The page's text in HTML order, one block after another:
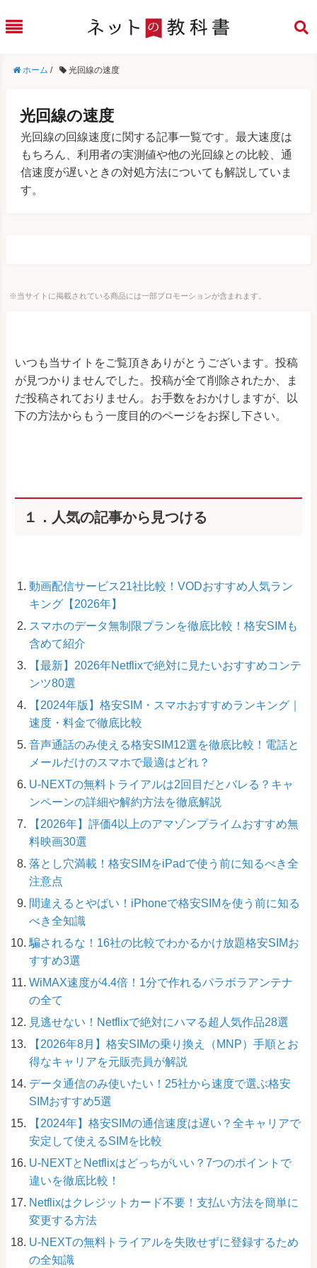
ホーム / 光回線の速度
光回線の速度
光回線の回線速度に関する記事一覧です。最大速度は
もちろん、利用者の実測値や他の光回線との比較、通
信速度が遅いときの対処方法についても解説していま
す。
※当サイトに掲載されている商品には一部プロモーションが含まれます。
いつも当サイトをご覧頂きありがとうございます。投稿
が見つかりませんでした。投稿が全て削除されたか、ま
だ投稿されておりません。お手数をおかけしますが、以
下の方法からもう一度目的のページをお探し下さい。
１．人気の記事から見つける
動画配信サービス21社比較！VODおすすめ人気ラン
キング【2026年】
スマホのデータ無制限プランを徹底比較！格安SIMも
含めて紹介
【最新】2026年Netflixで絶対に見たいおすすめコンテ
ンツ80選
【2024年版】格安SIM・スマホおすすめランキング｜
速度・料金で徹底比較
音声通話のみ使える格安SIM12選を徹底比較！電話と
メールだけのスマホで最適はどれ？
U-NEXTの無料トライアルは2回目だとバレる？キャ
ンペーンの詳細や解約方法を徹底解説
【2026年】評価4以上のアマゾンプライムおすすめ無
料映画30選
落とし穴満載！格安SIMをiPadで使う前に知るべき全
注意点
間違えるとやばい！iPhoneで格安SIMを使う前に知る
べき全知識
騙されるな！16社の比較でわかるかけ放題格安SIMお
すすめ3選
WiMAX速度が4.4倍！1分で作れるパラボラアンテナ
の全て
見逃せない！Netflixで絶対にハマる超人気作品28選
【2026年8月】格安SIMの乗り換え（MNP）手順とお
得なキャリアを元販売員が解説
データ通信のみ使いたい！25社から速度で選ぶ格安
SIMおすすめ5選
【2024年】格安SIMの通信速度は遅い？全キャリアで
安定して使えるSIMを比較
U-NEXTとNetflixはどっちがいい？7つのポイントで
違いを徹底比較！
Netflixはクレジットカード不要！支払い方法を簡単に
変更する方法
U-NEXTの無料トライアルを失敗せずに登録するため
の全知識